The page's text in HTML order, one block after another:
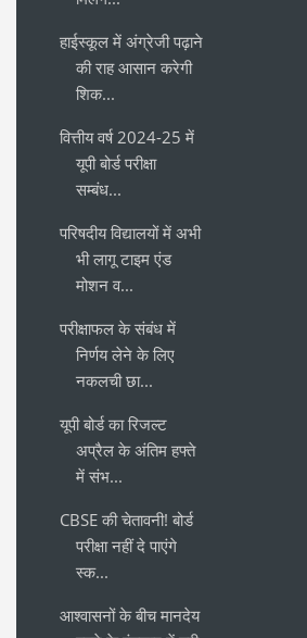
हाईस्कूल में अंग्रेजी पढ़ाने
की राह आसान करेगी
शिक...
वित्तीय वर्ष 2024-25 में
यूपी बोर्ड परीक्षा
सम्बंध...
परिषदीय विद्यालयों में अभी
भी लागू टाइम एंड
मोशन व...
परीक्षाफल के संबंध में
निर्णय लेने के लिए
नकलची छा...
यूपी बोर्ड का रिजल्ट
अप्रैल के अंतिम हफ्ते
में संभ...
CBSE की चेतावनी! बोर्ड
परीक्षा नहीं दे पाएंगे
स्क...
आश्वासनों के बीच मानदेय